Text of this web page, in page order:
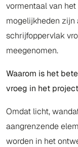
vormentaal van
mogelijkheden
schrijfoppervlak
meegenomen.
Waarom is het
vroeg in het
Omdat licht,
aangrenzende
worden in het